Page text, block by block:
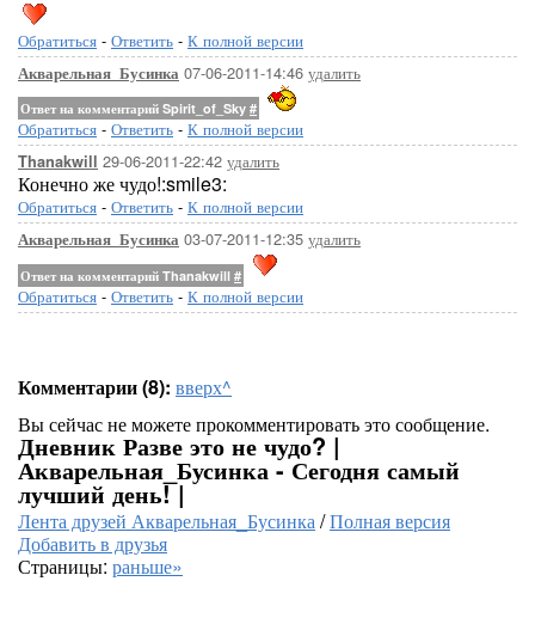
Обратиться - Ответить - К полной версии
Акварельная_Бусинка 07-06-2011-14:46 удалить
Ответ на комментарий Spirit_of_Sky #
Обратиться - Ответить - К полной версии
Thanakwill 29-06-2011-22:42 удалить
Конечно же чудо!:smile3:
Обратиться - Ответить - К полной версии
Акварельная_Бусинка 03-07-2011-12:35 удалить
Ответ на комментарий Thanakwill #
Обратиться - Ответить - К полной версии
Комментарии (8): вверх^
Вы сейчас не можете прокомментировать это сообщение.
Дневник Разве это не чудо? |
Акварельная_Бусинка - Сегодня самый
лучший день! |
Лента друзей Акварельная_Бусинка/Полная версия
Добавить в друзья
Страницы: раньше»